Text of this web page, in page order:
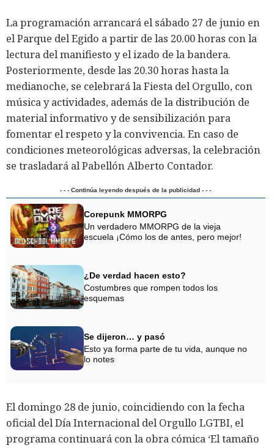
La programación arrancará el sábado 27 de junio en
el Parque del Egido a partir de las 20.00 horas con la
lectura del manifiesto y el izado de la bandera.
Posteriormente, desde las 20.30 horas hasta la
medianoche, se celebrará la Fiesta del Orgullo, con
música y actividades, además de la distribución de
material informativo y de sensibilización para
fomentar el respeto y la convivencia. En caso de
condiciones meteorológicas adversas, la celebración
se trasladará al Pabellón Alberto Contador.
- - - Continúa leyendo después de la publicidad - - -
Corepunk MMORPG
Un verdadero MMORPG de la vieja
escuela ¡Cómo los de antes, pero mejor!
¿De verdad hacen esto?
Costumbres que rompen todos los
esquemas
Se dijeron… y pasó
Esto ya forma parte de tu vida, aunque no
lo notes
El domingo 28 de junio, coincidiendo con la fecha
oficial del Día Internacional del Orgullo LGTBI, el
programa continuará con la obra cómica ‘El tamaño